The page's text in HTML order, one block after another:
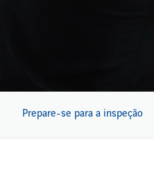
Prepare-se para a inspeção